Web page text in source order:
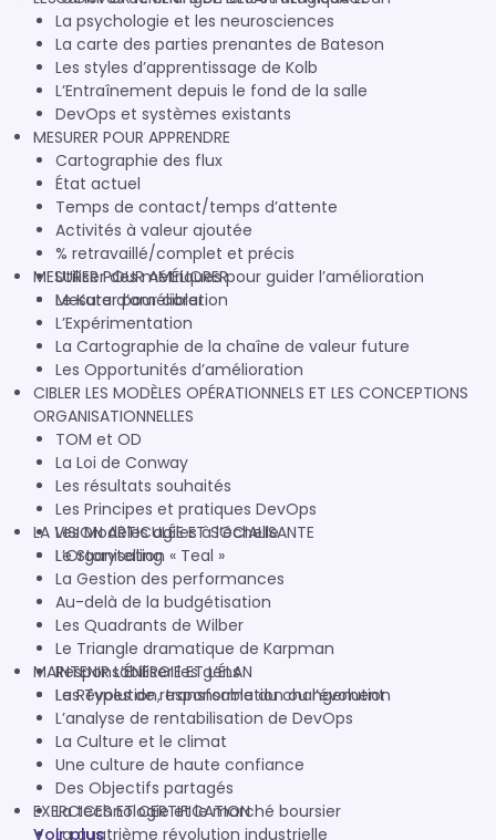
La psychologie et les neurosciences
La carte des parties prenantes de Bateson
Les styles d’apprentissage de Kolb
L’Entraînement depuis le fond de la salle
DevOps et systèmes existants
MESURER POUR APPRENDRE
Cartographie des flux
État actuel
Temps de contact/temps d’attente
Activités à valeur ajoutée
% retravaillé/complet et précis
Utiliser des métriques pour guider l’amélioration
Mesurer pour cibler
MESURER POUR AMÉLIORER
Le Kata d’amélioration
L’Expérimentation
La Cartographie de la chaîne de valeur future
Les Opportunités d’amélioration
CIBLER LES MODÈLES OPÉRATIONNELS ET LES CONCEPTIONS
ORGANISATIONNELLES
TOM et OD
La Loi de Conway
Les résultats souhaités
Les Principes et pratiques DevOps
Les Modèles agiles à l’échelle
L’Organisation « Teal »
LA VISION ARTICULÉE ET SOCIALISANTE
Le Storytelling
La Gestion des performances
Au-delà de la budgétisation
Les Quadrants de Wilber
Le Triangle dramatique de Karpman
Responsabiliser les gens
Les Types de responsable du changement
MAINTENIR L’ÉNERGIE ET L’ÉLAN
La Révolution, transformation ou l’évolution
L’analyse de rentabilisation de DevOps
La Culture et le climat
Une culture de haute confiance
Des Objectifs partagés
La technologie et le marché boursier
La quatrième révolution industrielle
EXERCICES ET CERTIFICATION
Voir plus